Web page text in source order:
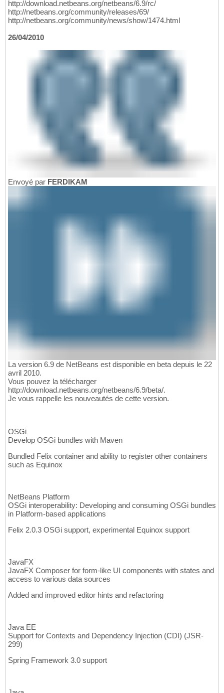
http://download.netbeans.org/netbeans/6.9/rc/
http://netbeans.org/community/releases/69/
http://netbeans.org/community/news/show/1474.html
26/04/2010
Envoyé par FERDIKAM
La version 6.9 de NetBeans est disponible en beta depuis le 22
avril 2010.
Vous pouvez la télécharger
http://download.netbeans.org/netbeans/6.9/beta/.
Je vous rappelle les nouveautés de cette version.
OSGi
Develop OSGi bundles with Maven
Bundled Felix container and ability to register other containers
such as Equinox
NetBeans Platform
OSGi interoperability: Developing and consuming OSGi bundles
in Platform-based applications
Felix 2.0.3 OSGi support, experimental Equinox support
JavaFX
JavaFX Composer for form-like UI components with states and
access to various data sources
Added and improved editor hints and refactoring
Java EE
Support for Contexts and Dependency Injection (CDI) (JSR-
299)
Spring Framework 3.0 support